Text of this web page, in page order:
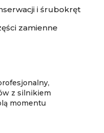
i śrubokręt
zamienne
z silnikiem
momentu